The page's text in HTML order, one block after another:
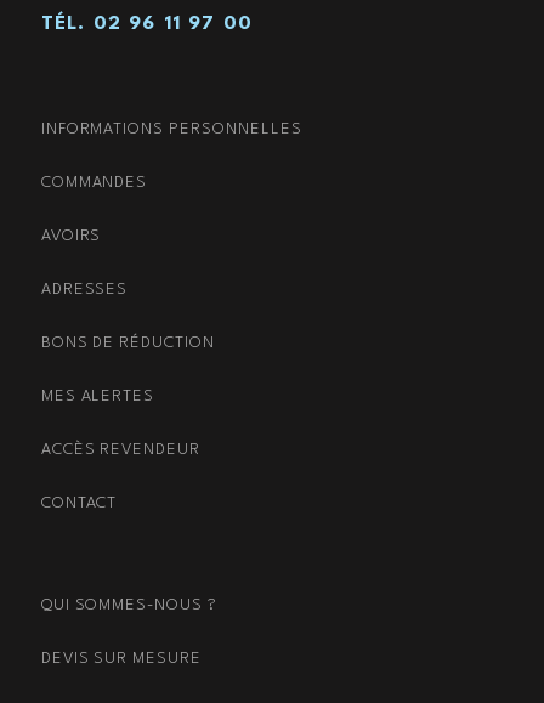
TÉL. 02 96 11 97 00
INFORMATIONS PERSONNELLES
COMMANDES
AVOIRS
ADRESSES
BONS DE RÉDUCTION
MES ALERTES
ACCÈS REVENDEUR
CONTACT
QUI SOMMES-NOUS ?
DEVIS SUR MESURE